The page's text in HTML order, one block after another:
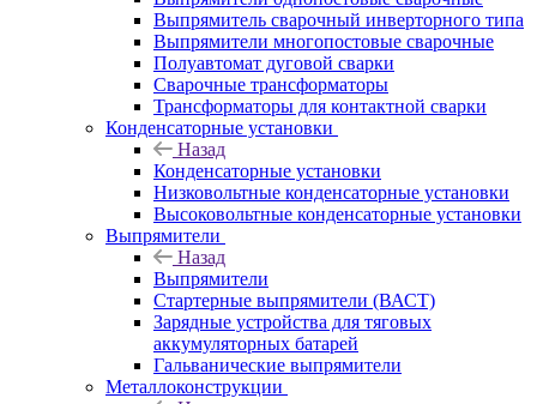
Выпрямитель сварочный инверторного типа
Выпрямители многопостовые сварочные
Полуавтомат дуговой сварки
Сварочные трансформаторы
Трансформаторы для контактной сварки
Конденсаторные установки
Назад
Конденсаторные установки
Низковольтные конденсаторные установки
Высоковольтные конденсаторные установки
Выпрямители
Назад
Выпрямители
Стартерные выпрямители (ВАСТ)
Зарядные устройства для тяговых
аккумуляторных батарей
Гальванические выпрямители
Металлоконструкции